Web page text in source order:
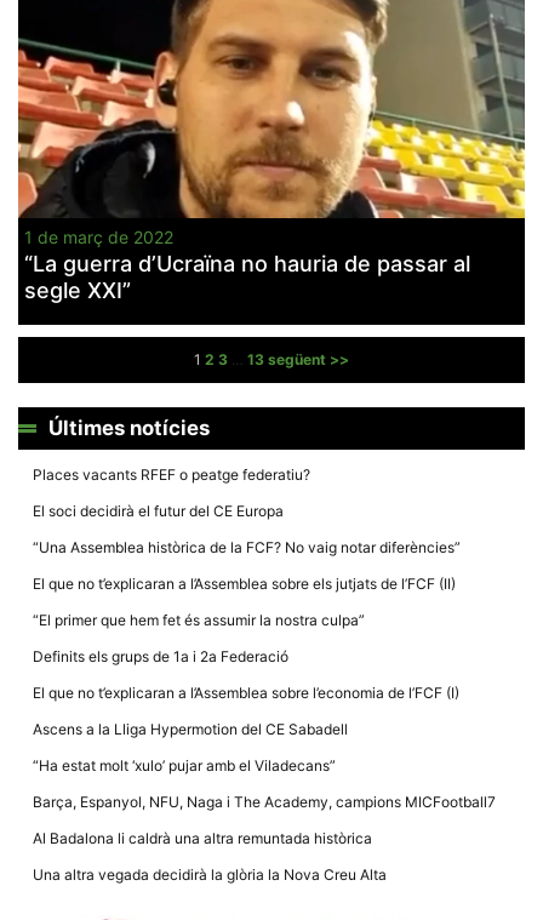
1 de març de 2022
“La guerra d’Ucraïna no hauria de passar al
segle XXI”
Paginació
de
les
entrades
1 2 3 … 13 següent >>
Últimes notícies
Places vacants RFEF o peatge federatiu?
El soci decidirà el futur del CE Europa
“Una Assemblea històrica de la FCF? No vaig notar diferències”
El que no t’explicaran a l’Assemblea sobre els jutjats de l’FCF (II)
“El primer que hem fet és assumir la nostra culpa”
Definits els grups de 1a i 2a Federació
El que no t’explicaran a l’Assemblea sobre l’economia de l’FCF (I)
Ascens a la Lliga Hypermotion del CE Sabadell
“Ha estat molt ‘xulo’ pujar amb el Viladecans”
Barça, Espanyol, NFU, Naga i The Academy, campions MICFootball7
Al Badalona li caldrà una altra remuntada històrica
Una altra vegada decidirà la glòria la Nova Creu Alta